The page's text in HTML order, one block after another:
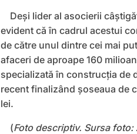
Deşi lider al asocierii
evident că în cadrul acestui
de către unul dintre cei mai
afaceri de aproape 160
specializată în construcţia de
recent finalizând şoseaua de
lei.
(Foto descriptiv. Sursa foto: